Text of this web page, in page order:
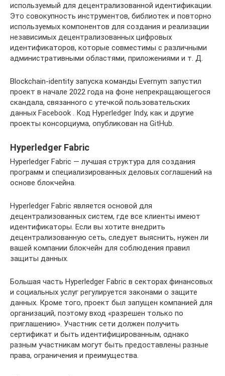
используемый для децентрализованной идентификации.
Это совокупность инструментов, библиотек и повторно
используемых компонентов для создания и реализации
независимых децентрализованных цифровых
идентификаторов, которые совместимы с различными
административными областями, приложениями и т. Д.
Blockchain-identity запуска команды Evernym запустил
проект в начале 2022 года на фоне непрекращающегося
скандала, связанного с утечкой пользовательских
данных Facebook . Код Hyperledger Indy, как и другие
проекты консорциума, опубликован на GitHub.
Hyperledger Fabric
Hyperledger Fabric — лучшая структура для создания
программ и специализированных деловых соглашений на
основе блокчейна.
Hyperledger Fabric является основой для
децентрализованных систем, где все клиенты имеют
идентификаторы. Если вы хотите внедрить
децентрализованную сеть, следует выяснить, нужен ли
вашей компании блокчейн для соблюдения правил
защиты данных.
Большая часть Hyperledger Fabric в секторах финансовых
и социальных услуг регулируется законами о защите
данных. Кроме того, проект был запущен компанией для
организаций, поэтому вход «разрешен только по
приглашению». Участник сети должен получить
сертификат и быть идентифицированным, однако
разным участникам могут быть предоставлены разные
права, ограничения и преимущества.